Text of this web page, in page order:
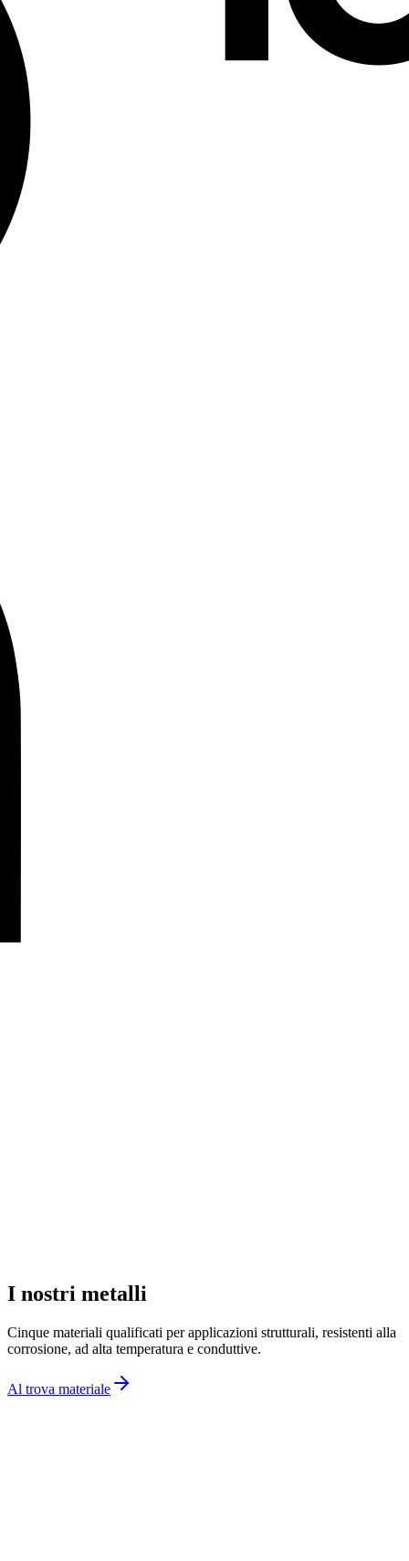
I nostri metalli
Cinque materiali qualificati per applicazioni strutturali, resistenti alla
corrosione, ad alta temperatura e conduttive.
Al trova materiale